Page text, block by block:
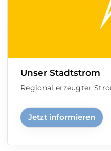
Unser Stadtstrom
Regional erzeugter
Jetzt informieren